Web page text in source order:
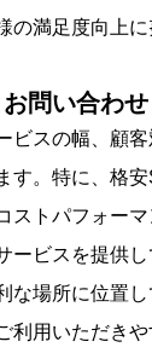
の満足度向上に
問い合わせ
ビスの幅、顧
す。特に、格
ストパフォー
ービスを提供
な場所に位置
利用いただき